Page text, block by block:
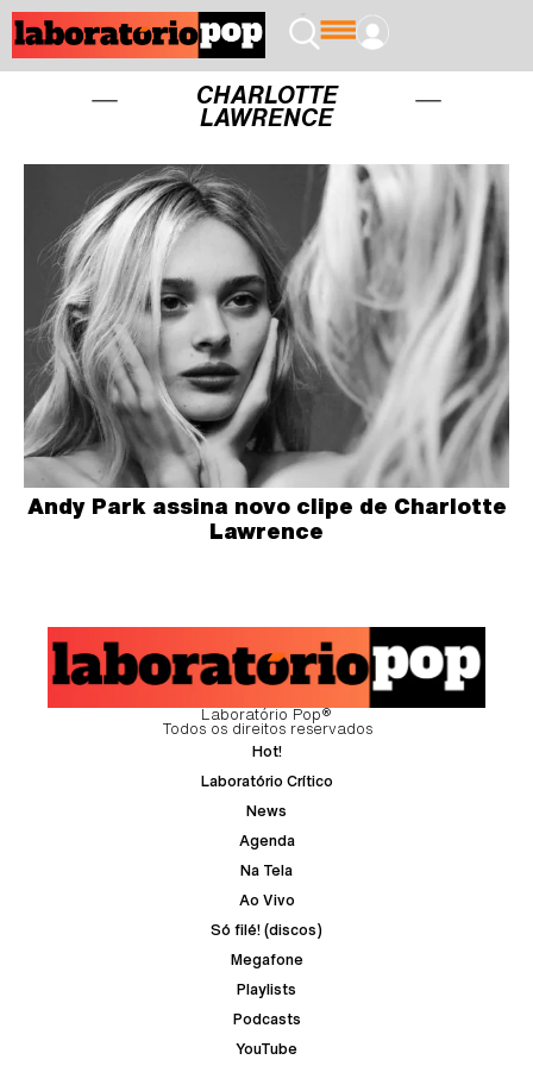
CHARLOTTE
LAWRENCE
Andy Park assina novo clipe de Charlotte
Lawrence
Laboratório Pop®
Todos os direitos reservados
Hot!
Laboratório Crítico
News
Agenda
Na Tela
Ao Vivo
Só filé! (discos)
Megafone
Playlists
Podcasts
YouTube